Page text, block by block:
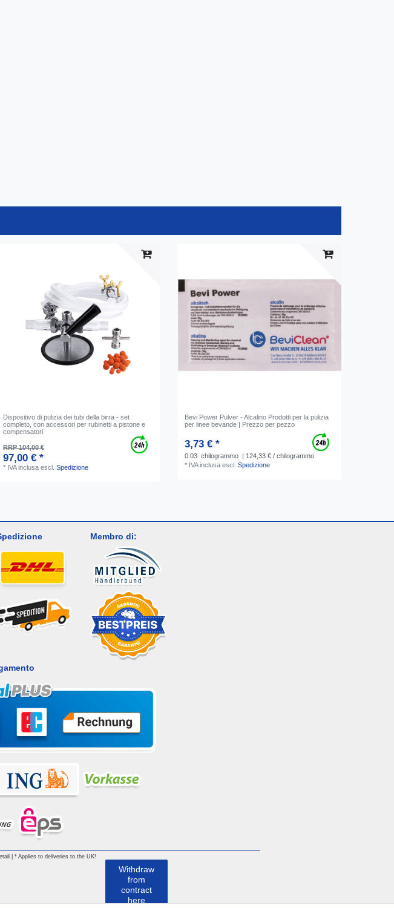
Dispositivo di pulizia dei tubi della birra - set
completo, con accessori per rubinetti a pistone e
compensatori
RRP 104,00 €
97,00 € *
* IVA inclusa escl.Spedizione
Bevi Power Pulver - Alcalino Prodotti per la pulizia
per linee bevande | Prezzo per pezzo
3,73 € *
0.03 chilogrammo | 124,33 € / chilogrammo
* IVA inclusa escl.Spedizione
Membro di:
| * Applies to deliveries to the UK!
Withdraw
from
contract
here